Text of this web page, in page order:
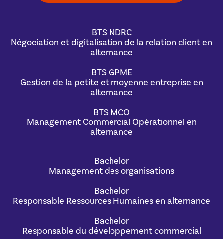
BTS NDRC
Négociation et digitalisation de la relation client en
alternance
BTS GPME
Gestion de la petite et moyenne entreprise en
alternance
BTS MCO
Management Commercial Opérationnel en
alternance
Bachelor
Management des organisations
Bachelor
Responsable Ressources Humaines en alternance
Bachelor
Responsable du développement commercial